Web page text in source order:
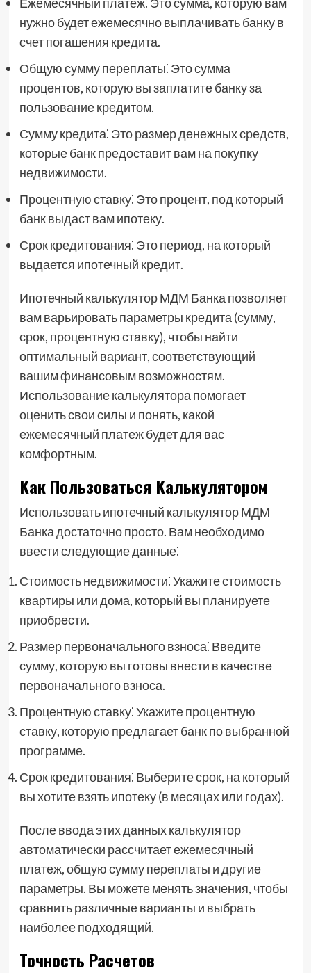
нужно будет ежемесячно выплачивать банку в
счет погашения кредита.
Общую сумму переплаты⁚ Это сумма
процентов, которую вы заплатите банку за
пользование кредитом.
Сумму кредита⁚ Это размер денежных средств,
которые банк предоставит вам на покупку
недвижимости.
Процентную ставку⁚ Это процент, под который
банк выдаст вам ипотеку.
Срок кредитования⁚ Это период, на который
выдается ипотечный кредит.
Ипотечный калькулятор МДМ Банка позволяет
вам варьировать параметры кредита (сумму,
срок, процентную ставку), чтобы найти
оптимальный вариант, соответствующий
вашим финансовым возможностям.
Использование калькулятора помогает
оценить свои силы и понять, какой
ежемесячный платеж будет для вас
комфортным.
Как Пользоваться Калькулятором
Использовать ипотечный калькулятор МДМ
Банка достаточно просто. Вам необходимо
ввести следующие данные⁚
Стоимость недвижимости⁚ Укажите стоимость
квартиры или дома, который вы планируете
приобрести.
Размер первоначального взноса⁚ Введите
сумму, которую вы готовы внести в качестве
первоначального взноса.
Процентную ставку⁚ Укажите процентную
ставку, которую предлагает банк по выбранной
программе.
Срок кредитования⁚ Выберите срок, на который
вы хотите взять ипотеку (в месяцах или годах).
После ввода этих данных калькулятор
автоматически рассчитает ежемесячный
платеж, общую сумму переплаты и другие
параметры. Вы можете менять значения, чтобы
сравнить различные варианты и выбрать
наиболее подходящий.
Точность Расчетов